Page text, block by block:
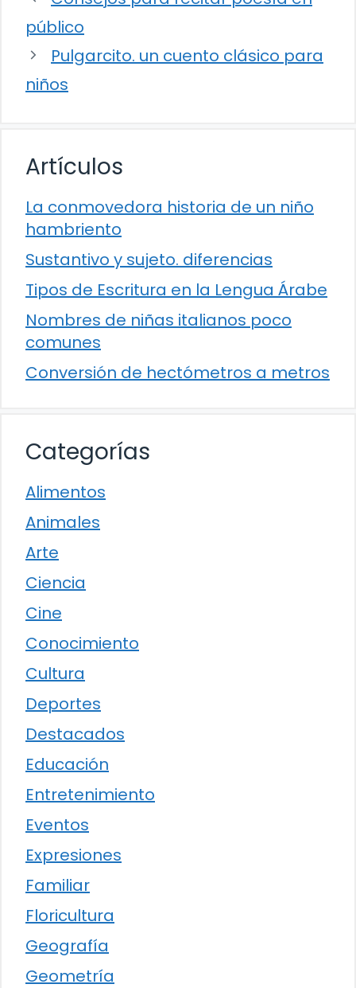
público
Pulgarcito. un cuento clásico para
niños
Artículos
La conmovedora historia de un niño
hambriento
Sustantivo y sujeto. diferencias
Tipos de Escritura en la Lengua Árabe
Nombres de niñas italianos poco
comunes
Conversión de hectómetros a metros
Categorías
Alimentos
Animales
Arte
Ciencia
Cine
Conocimiento
Cultura
Deportes
Destacados
Educación
Entretenimiento
Eventos
Expresiones
Familiar
Floricultura
Geografía
Geometría